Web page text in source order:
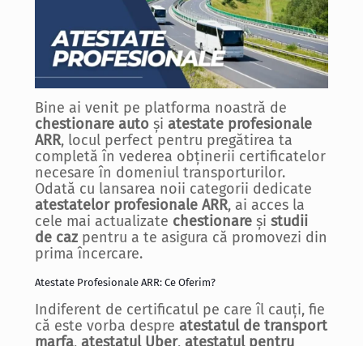
Bine ai venit pe platforma noastră de
chestionare auto și atestate profesionale
ARR, locul perfect pentru pregătirea ta
completă în vederea obținerii certificatelor
necesare în domeniul transporturilor.
Odată cu lansarea noii categorii dedicate
atestatelor profesionale ARR, ai acces la
cele mai actualizate chestionare și studii
de caz pentru a te asigura că promovezi din
prima încercare.
Atestate Profesionale ARR: Ce Oferim?
Indiferent de certificatul pe care îl cauți, fie
că este vorba despre atestatul de transport
marfa, atestatul Uber, atestatul pentru